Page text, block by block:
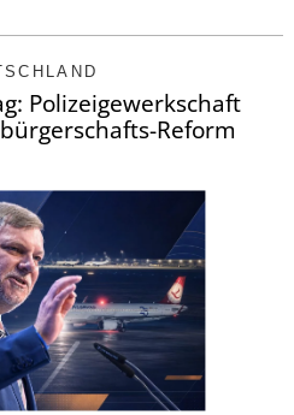
Polizeigewerkschaft
Reform